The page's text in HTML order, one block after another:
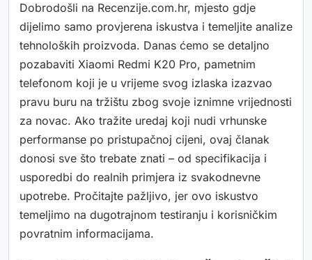
Dobrodošli na Recenzije.com.hr, mjesto gdje
dijelimo samo provjerena iskustva i temeljite analize
tehnoloških proizvoda. Danas ćemo se detaljno
pozabaviti Xiaomi Redmi K20 Pro, pametnim
telefonom koji je u vrijeme svog izlaska izazvao
pravu buru na tržištu zbog svoje iznimne vrijednosti
za novac. Ako tražite uredaj koji nudi vrhunske
performanse po pristupačnoj cijeni, ovaj članak
donosi sve što trebate znati – od specifikacija i
usporedbi do realnih primjera iz svakodnevne
upotrebe. Pročitajte pažljivo, jer ovo iskustvo
temeljimo na dugotrajnom testiranju i korisničkim
povratnim informacijama.